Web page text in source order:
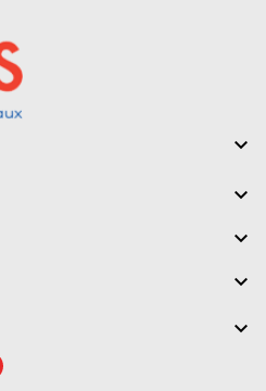




